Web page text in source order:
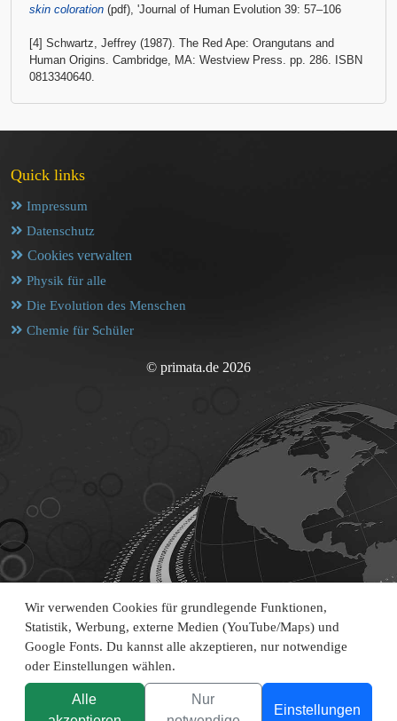
Wir verwenden Cookies für grundlegende Funktionen,
Statistik, Werbung, externe Medien (YouTube/Maps) und
Google Fonts. Du kannst alle akzeptieren, nur notwendige
oder Einstellungen wählen.
Alle
Nur
Einstellungen
skin coloration (pdf), 'Journal of Human Evolution 39: 57–106
[4] Schwartz, Jeffrey (1987). The Red Ape: Orangutans and
Human Origins. Cambridge, MA: Westview Press. pp. 286. ISBN
0813340640.
Quick links
Impressum
Datenschutz
Cookies verwalten
Physik für alle
Die Evolution des Menschen
Chemie für Schüler
© primata.de 2026